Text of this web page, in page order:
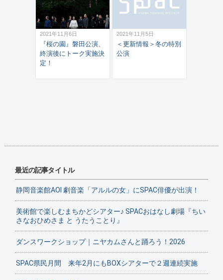
2021年11月6日
『桜の園』磐田公演、
終演後にトーク実施決
定！
2021年11月5日
＜更新情報＞冬の特別
公演
最近の記事タイトル
静岡音楽館AOI 劇音楽「アルルの女」にSPAC俳優が出演！
美術館で楽しむまちかどシアター♪ SPACおはなし劇場『ちい
さなおひめさま と うたうことり』
ダンスワークショップ｜ニヤカムさんと踊ろう！2026
SPAC県民月間 来年2月にもBOXシアターで２週連続実施